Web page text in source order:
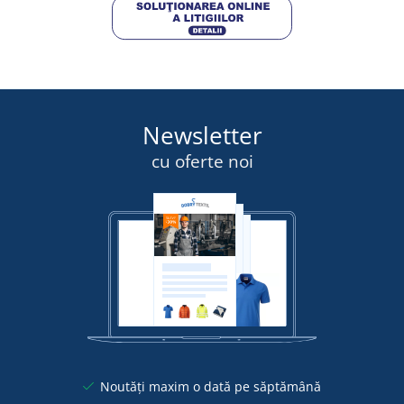
Newsletter
cu oferte noi
Noutăți maxim o dată pe săptămână